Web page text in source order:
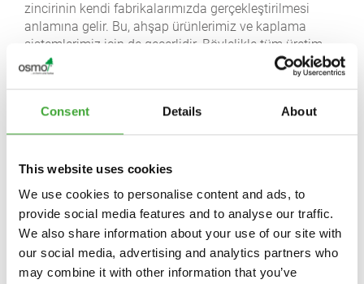
Consent Details About
This website uses cookies
We use cookies to personalise content and ads, to
provide social media features and to analyse our traffic.
We also share information about your use of our site with
our social media, advertising and analytics partners who
may combine it with other information that you’ve
zincirinin kendi fabrikalarımızda gerçekleştirilmesi
anlamına gelir. Bu, ahşap ürünlerimiz ve kaplama
sistemlerimiz için de geçerlidir. Böylelikle tüm üretim
aşamalarında kaliteyi her an kontrol edebilir ve garanti
edebiliriz.
Ahşap, renkli ahşap veya renklendirilmiş ahşap: